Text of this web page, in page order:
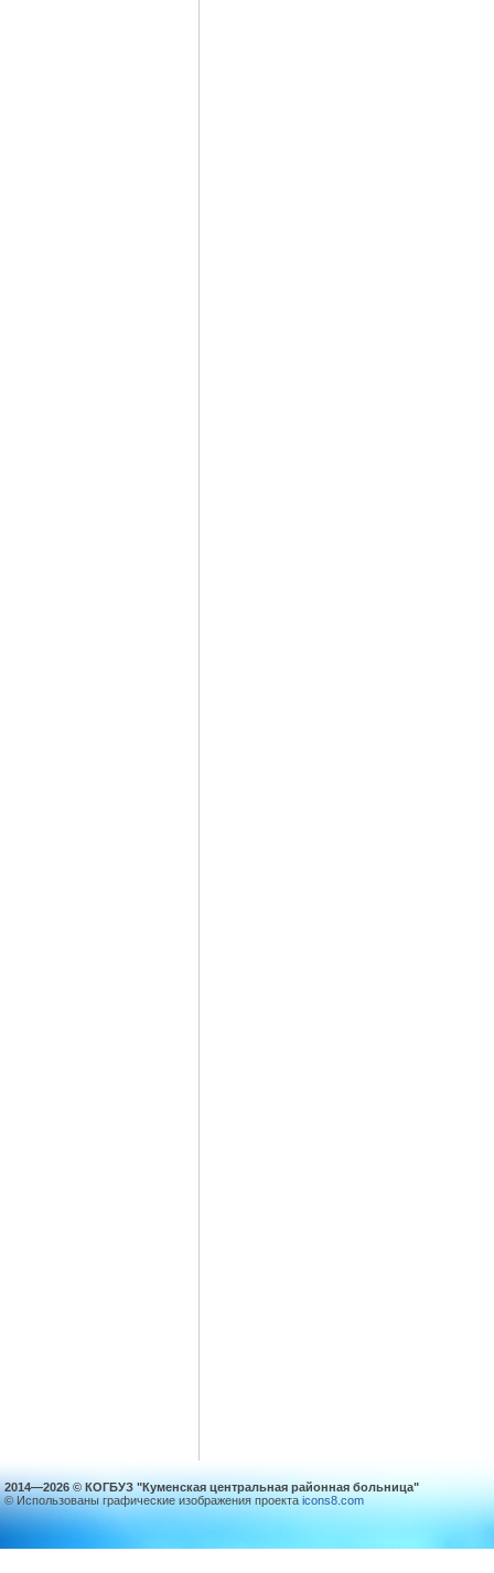
2014—2026 © КОГБУЗ "Куменская центральная районная больница"
© Использованы графические изображения проекта icons8.com